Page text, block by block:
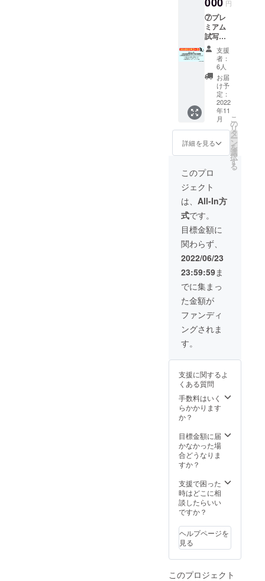
イラス
キング
のス
テッ
カーに
なりま
す。 サ
イズは
10㎝
×10㎝を
予定 デ
ザイン
決定
像を
アップ
す。 ③
支援者
様名前
入りサ
紙 １
枚 石井
良和監
督＆藤
田健彦
& 町田
政則・
他 名前
を備考
欄に記
入くだ
さい。
担にて
お願い
します
※入場は
支援者
様御本
人限定
となり
ます。
① 支援
者様お
名前入
りお礼
メッ
セージ
のお名
（読み
方）を
お知ら
せくだ
さい。
②オリ
ジナル
怪獣ス
カー
１枚 怪
獣ヴァ
イラス
キング
のス
テッ
す。 サ
イズは
10㎝
×10㎝を
予定 デ
ザイン
像を
アップ
しま
様お名
前入り
サイン
色紙
井良和
監督＆
藤田健
彦 & 町
則・他
も可
能 文
字の
み、ロ
ゴは不
可 著作
権を侵
害する
言葉や
不快に
なる言
葉や不
適切な
言葉と
判断さ
変更を
お願い
いたし
ます 支
援の際
に、希
望名を
備考欄
にご記
入下さ
い。 ①
支援者
様お名
前入り
お礼
メッ
セージ
動画 支
前と
（読み
方）を
お知ら
せくだ
さい。
怪獣ス
テッ
カー
イラス
キング
のス
テッ
なりま
す。 サ
イズは
10㎝
予定 デ
円
⑦プレ
ミアム
試写会
会場に
て集合
写真撮
影 ご支
援者様
＆数名
のキャ
スト＆
ヴァイ
ラスキ
ング
スーツ
舞台
上、会
場ロ
ビー、
会場入
口な
ど、公
共の場
所で撮
影とな
ります
後日、
写真を
郵送に
てお送
りしま
す（１
枚）。
支援者
HPの写
は、問
題あり
ませ
ん。 そ
れ以外
につい
ては、
相談下
さい。
者様お
名前入
りお礼
メッ
動画 支
援者様
のお名
前と
方）を
支援
者：
6人
お届
け予
定：
2022
年11
月
詳細を見る
こ
の
リ
タ
ー
ン
を
選
択
す
る
このプロ
ジェクト
は、 All-In方
式です。
目標金額に
関わらず、
2022/06/23
23:59:59ま
でに集まっ
た金額が
ファンディ
ングされま
す。
支援に関するよ
くある質問
手数料はいく
らかかります
か？
目標金額に届
かなかった場
合どうなりま
すか？
支援で困った
時はどこに相
談したらいい
ですか？
ヘルプページを
見る
このプロジェクト